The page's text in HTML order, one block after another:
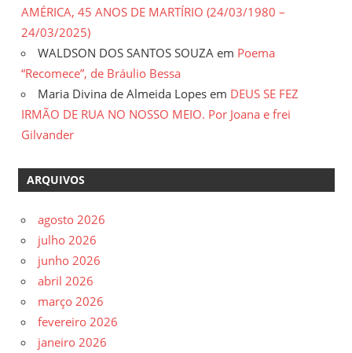
AMÉRICA, 45 ANOS DE MARTÍRIO (24/03/1980 –
24/03/2025)
WALDSON DOS SANTOS SOUZA em Poema
“Recomece”, de Bráulio Bessa
Maria Divina de Almeida Lopes em DEUS SE FEZ
IRMÃO DE RUA NO NOSSO MEIO. Por Joana e frei
Gilvander
ARQUIVOS
agosto 2026
julho 2026
junho 2026
abril 2026
março 2026
fevereiro 2026
janeiro 2026